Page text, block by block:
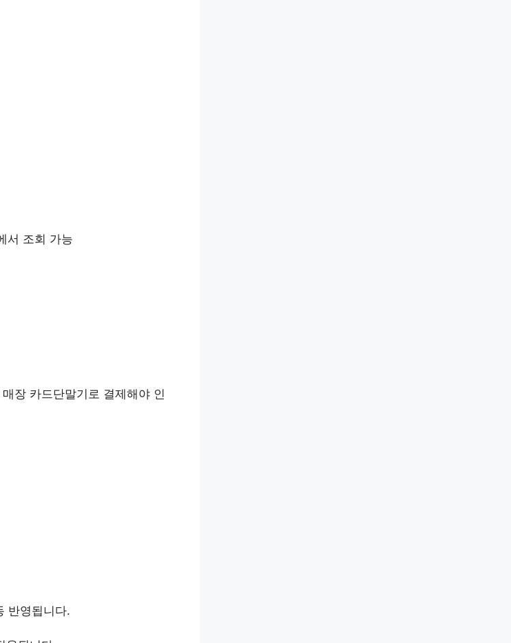
서 조회 가능
장 카드단말기로 결제해야 인
반영됩니다.